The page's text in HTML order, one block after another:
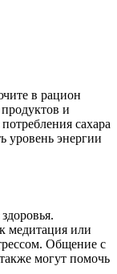
в рацион
и
сахара
энергии
медитация или
Общение с
могут помочь